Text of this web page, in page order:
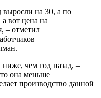
выросли на 30, а по
вот цена на
– отметил
чем год назад, –
она меньше
производство данной